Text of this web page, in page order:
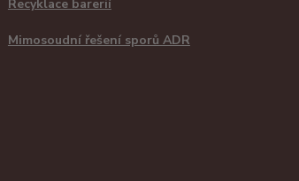
Recyklace barerií
Mimosoudní řešení sporů ADR